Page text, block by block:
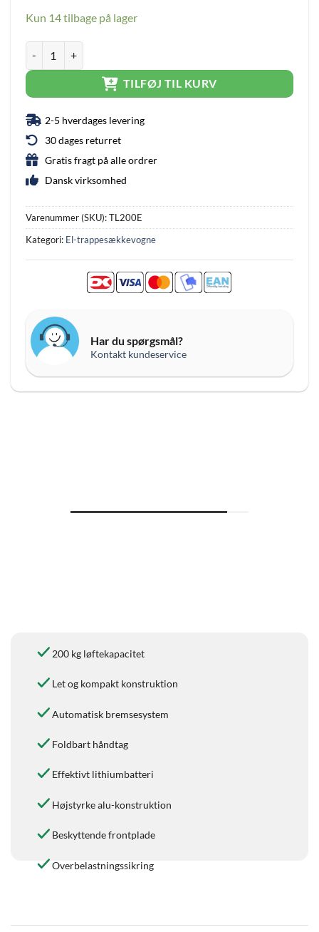
was:
Kun 14 tilbage på lager
TILFØJ TIL KURV
2-5 hverdages levering
30 dages returret
Gratis fragt på alle ordrer
Dansk virksomhed
Varenummer (SKU):TL200E
Kategori: El-trappesækkevogne
Har du spørgsmål?
Kontakt kundeservice
200 kg løftekapacitet
Let og kompakt konstruktion
Automatisk bremsesystem
Foldbart håndtag
Effektivt lithiumbatteri
Højstyrke alu-konstruktion
Beskyttende frontplade
Overbelastningssikring